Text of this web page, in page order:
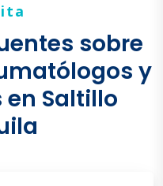
sobre
y
Saltillo